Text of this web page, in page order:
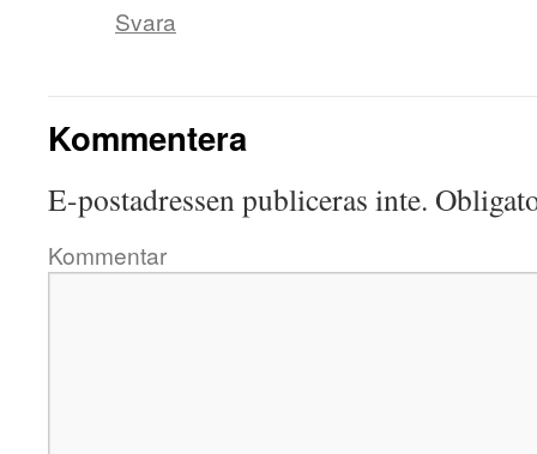
Svara
Kommentera
E-postadressen publiceras inte.
Kommentar